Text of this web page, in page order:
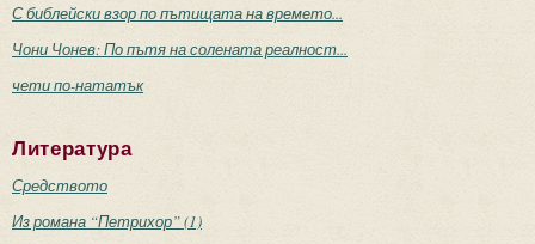
С библейски взор по пътищата на времето...
Чони Чонев: По пътя на солената реалност...
чети по-нататък
Литература
Средството
Из романа “Петрихор” (1)